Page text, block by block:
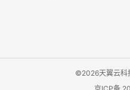
©2026天翼云科